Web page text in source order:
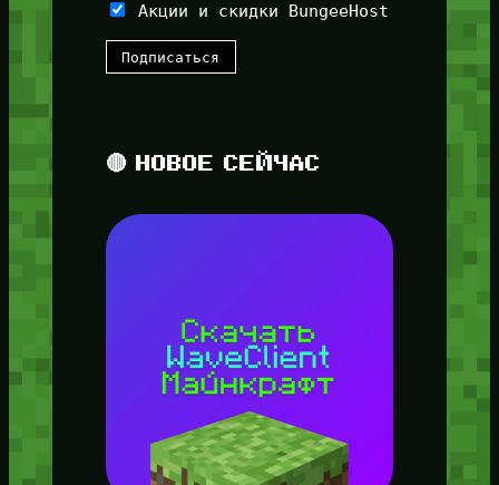
Акции и скидки BungeeHost
🔴 НОВОЕ СЕЙЧАС